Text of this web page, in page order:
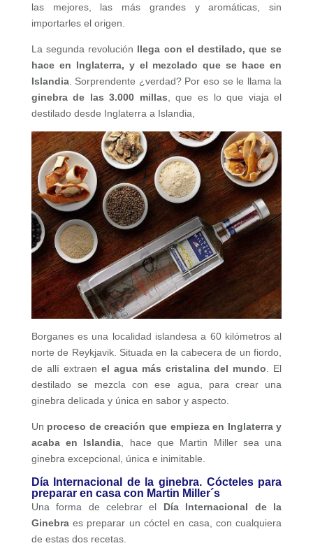
las mejores, las más grandes y aromáticas, sin
importarles el origen.
La segunda revolución llega con el destilado, que se
hace en Inglaterra, y el mezclado que se hace en
Islandia. Sorprendente ¿verdad? Por eso se le llama la
ginebra de las 3.000 millas , que es lo que viaja el
destilado desde Inglaterra a Islandia,
Borganes es una localidad islandesa a 60 kilómetros al
norte de Reykjavik. Situada en la cabecera de un fiordo,
de allí extraen el agua más cristalina del mundo. El
destilado se mezcla con ese agua, para crear una
ginebra delicada y única en sabor y aspecto.
Un proceso de creación que empieza en Inglaterra y
acaba en Islandia, hace que Martin Miller sea una
ginebra excepcional, única e inimitable.
Día Internacional de la ginebra. Cócteles para
preparar en casa con Martin Miller´s
Una forma de celebrar el Día Internacional de la
Ginebraes preparar un cóctel en casa, con cualquiera
de estas dos recetas.